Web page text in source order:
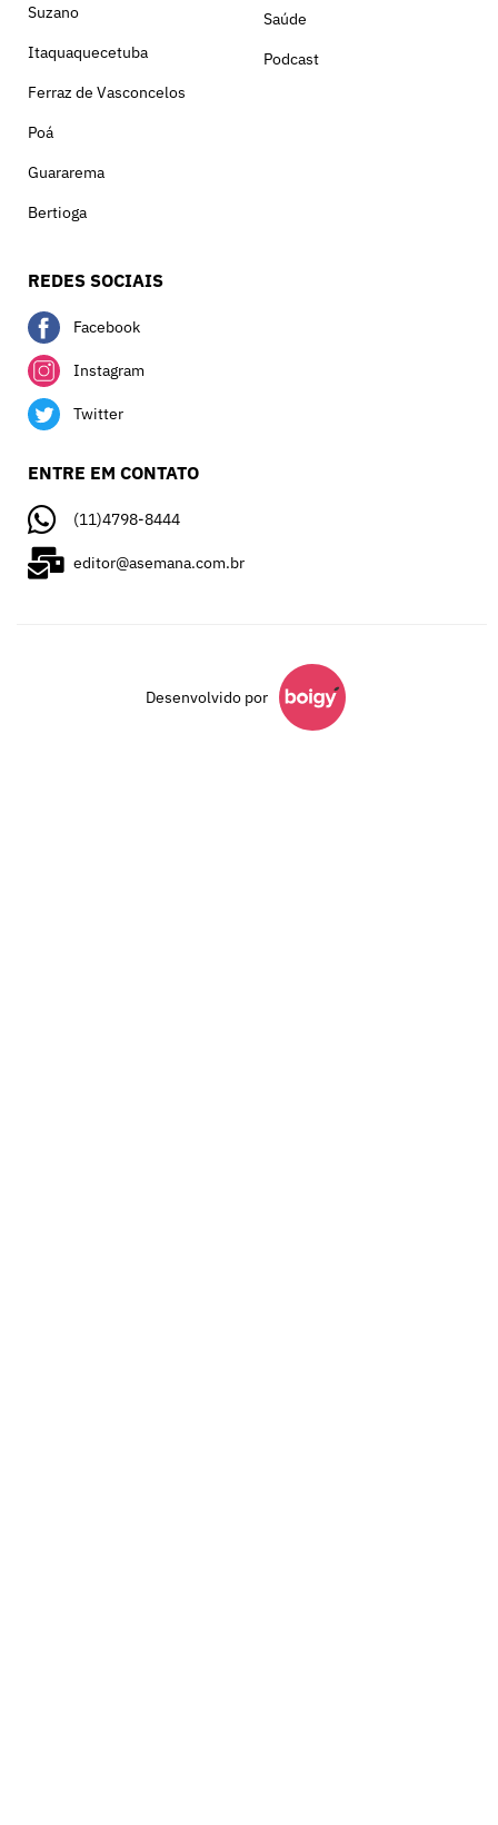
Suzano
Itaquaquecetuba
Ferraz de Vasconcelos
Poá
Guararema
Bertioga
Saúde
Podcast
REDES SOCIAIS
Facebook
Instagram
Twitter
ENTRE EM CONTATO
(11)4798-8444
editor@asemana.com.br
Desenvolvido por